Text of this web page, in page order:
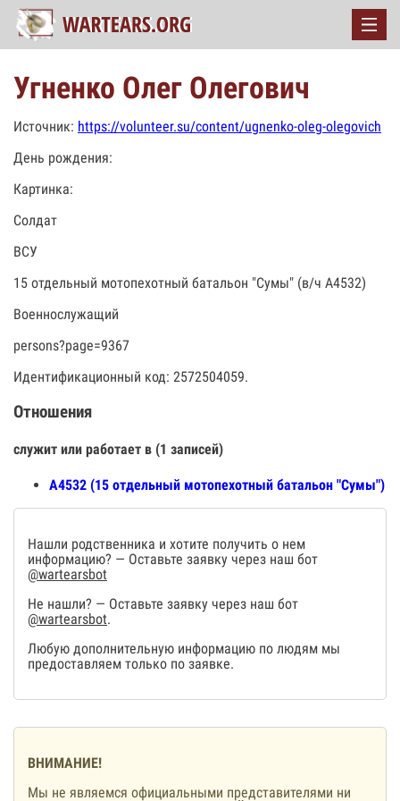
Угненко Олег Олегович
Источник: https://volunteer.su/content/ugnenko-oleg-olegovich
День рождения:
Картинка:
Солдат
ВСУ
15 отдельный мотопехотный батальон "Сумы" (в/ч А4532)
Военнослужащий
persons?page=9367
Идентификационный код: 2572504059.
Отношения
служит или работает в (1 записей)
А4532 (15 отдельный мотопехотный батальон "Сумы")
Нашли родственника и хотите получить о нем
информацию? — Оставьте заявку через наш бот
@wartearsbot
Не нашли? — Оставьте заявку через наш бот
@wartearsbot.
Любую дополнительную информацию по людям мы
предоставляем только по заявке.
ВНИМАНИЕ!
Мы не являемся официальными представителями ни